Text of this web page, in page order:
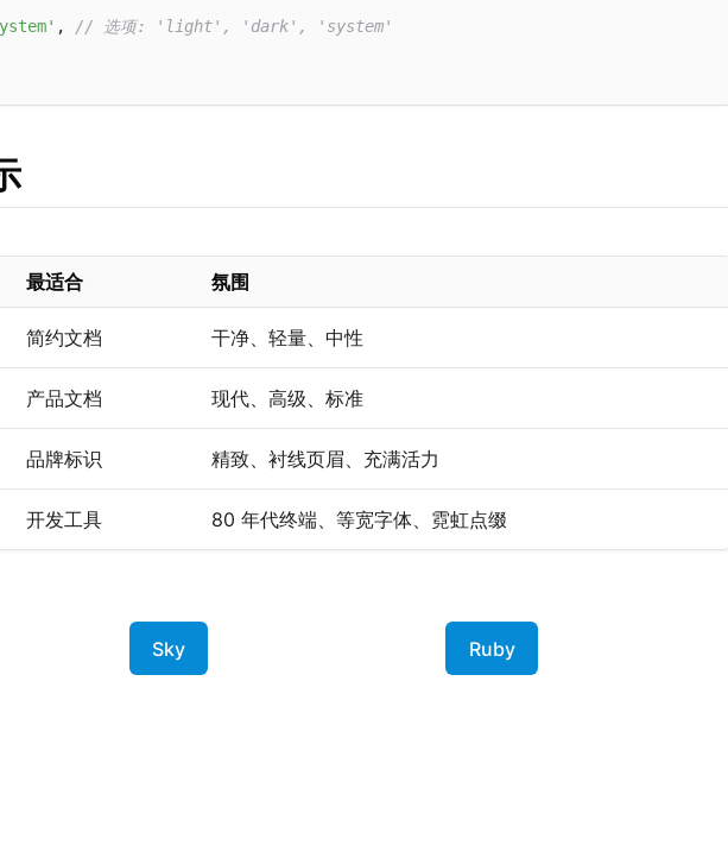
,
// 选项: 'light', 'dark', 'system'
最适合 氛围
简约文档 干净、轻量、中性
产品文档 现代、高级、标准
品牌标识 精致、衬线页眉、充满活力
开发工具 80 年代终端、等宽字体、霓虹点缀
Sky Ruby